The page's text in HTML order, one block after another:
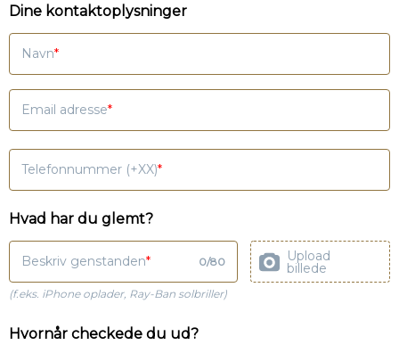
Dine kontaktoplysninger
Navn
Email adresse
Telefonnummer (+XX)
Hvad har du glemt?
Beskriv genstanden 0/80 Upload
billede
(f.eks. iPhone oplader, Ray-Ban solbriller)
Hvornår checkede du ud?